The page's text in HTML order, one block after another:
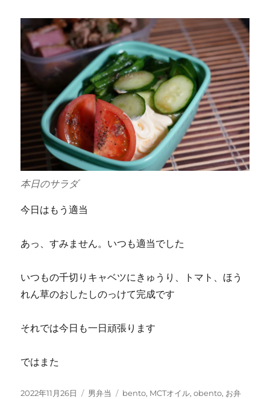
本日のサラダ
今日はもう適当
あっ、すみません。いつも適当でした
いつもの千切りキャベツにきゅうり、トマト、ほう
れん草のおしたしのっけて完成です
それでは今日も一日頑張ります
ではまた
投
2022年11月26日
カ
男弁当
タ
bento, MCTオイル,obento, お弁